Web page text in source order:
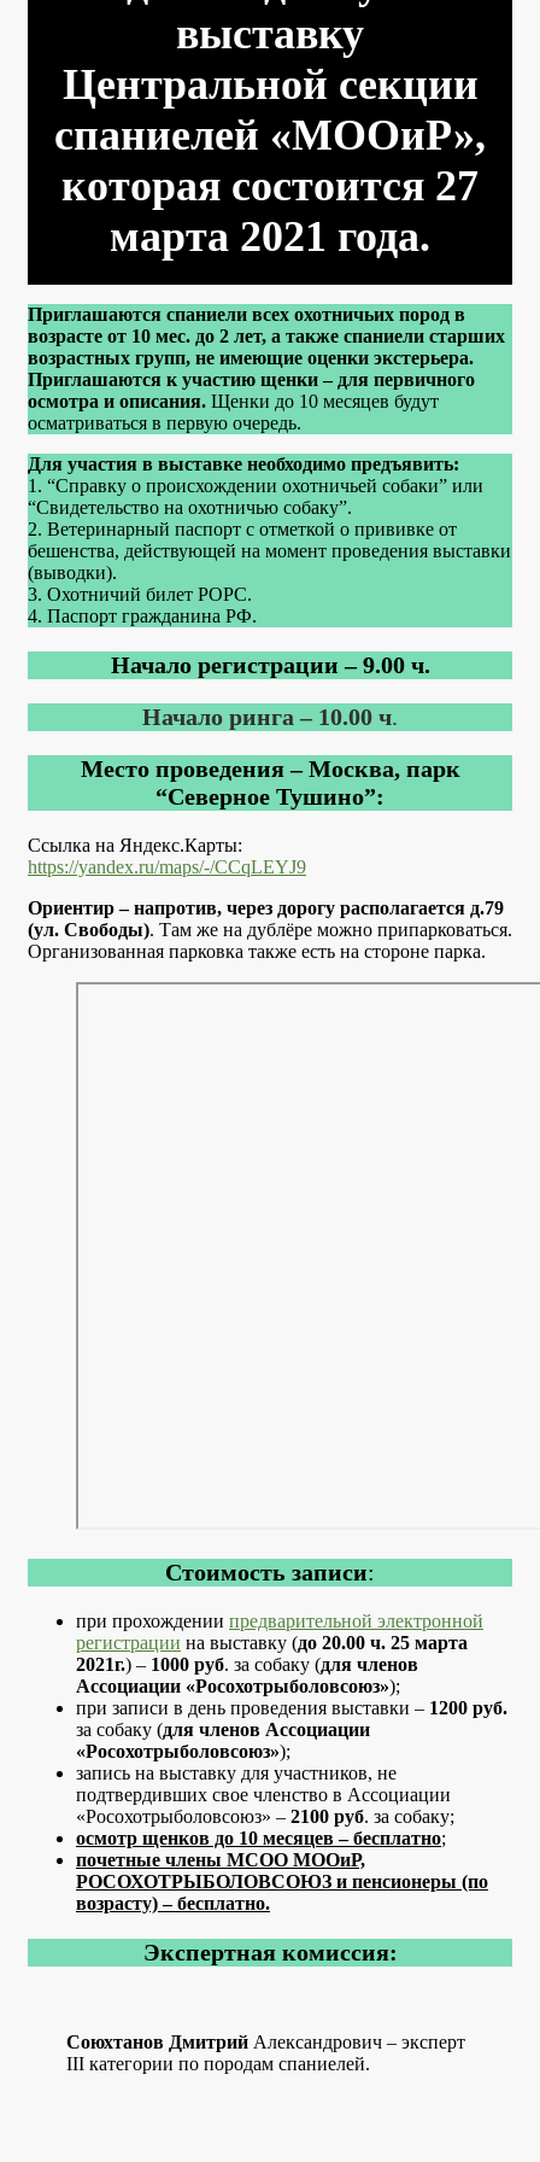
выставку
Центральной секции
спаниелей «МООиР»,
которая состоится 27
марта 2021 года.
Приглашаются спаниели всех охотничьих пород в
возрасте от 10 мес. до 2 лет, а также спаниели старших
возрастных групп, не имеющие оценки экстерьера.
Приглашаются к участию щенки – для первичного
осмотра и описания. Щенки до 10 месяцев будут
осматриваться в первую очередь.
Для участия в выставке необходимо предъявить:
1. “Справку о происхождении охотничьей собаки” или
“Свидетельство на охотничью собаку”.
2. Ветеринарный паспорт с отметкой о прививке от
бешенства, действующей на момент проведения выставки
(выводки).
3. Охотничий билет РОРС.
4. Паспорт гражданина РФ.
Начало регистрации – 9.00 ч.
Начало ринга – 10.00 ч.
Место проведения – Москва, парк
“Северное Тушино”:
Ссылка на Яндекс.Карты:
https://yandex.ru/maps/-/CCqLEYJ9
Ориентир – напротив, через дорогу располагается д.79
(ул. Свободы). Там же на дублёре можно припарковаться.
Организованная парковка также есть на стороне парка.
Стоимость записи:
при прохождении предварительной электронной
регистрации на выставку (до 20.00 ч. 25 марта
2021г.) – 1000 руб. за собаку (для членов
Ассоциации «Росохотрыболовсоюз»);
при записи в день проведения выставки – 1200 руб.
за собаку (для членов Ассоциации
«Росохотрыболовсоюз»);
запись на выставку для участников, не
подтвердивших свое членство в Ассоциации
«Росохотрыболовсоюз» – 2100 руб. за собаку;
осмотр щенков до 10 месяцев – бесплатно;
почетные члены МСОО МООиР,
РОСОХОТРЫБОЛОВСОЮЗ и пенсионеры (по
возрасту) – бесплатно.
Экспертная комиссия:
Союхтанов Дмитрий Александрович – эксперт
III категории по породам спаниелей.